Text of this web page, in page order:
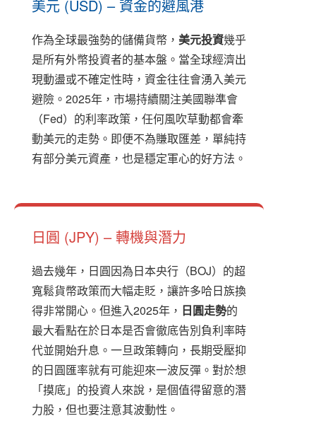
美元 (USD) – 資金的避風港
作為全球最強勢的儲備貨幣， 美元投資幾乎
是所有外幣投資者的基本盤。當全球經濟出
現動盪或不確定性時，資金往往會湧入美元
避險。2025年，市場持續關注美國聯準會
（Fed）的利率政策，任何風吹草動都會牽
動美元的走勢。即便不為賺取匯差，單純持
有部分美元資產，也是穩定軍心的好方法。
日圓 (JPY) – 轉機與潛力
過去幾年，日圓因為日本央行（BOJ）的超
寬鬆貨幣政策而大幅走貶，讓許多哈日族換
得非常開心。但進入2025年， 日圓走勢的
最大看點在於日本是否會徹底告別負利率時
代並開始升息。一旦政策轉向，長期受壓抑
的日圓匯率就有可能迎來一波反彈。對於想
「摸底」的投資人來說，是個值得留意的潛
力股，但也要注意其波動性。